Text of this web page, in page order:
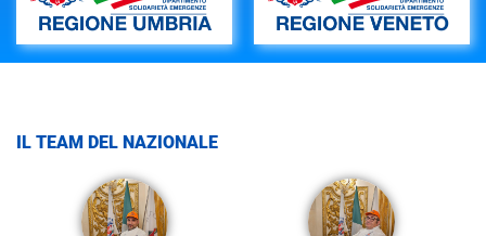
IL TEAM DEL NAZIONALE